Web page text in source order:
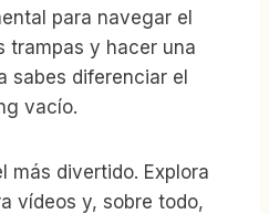
para navegar el
trampas y hacer una
sabes diferenciar el
vacío.
más divertido. Explora
vídeos y, sobre todo,